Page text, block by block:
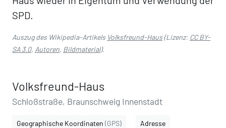
SPD.
Auszug des Wikipedia-Artikels Volksfreund-Haus(Lizenz: CC BY-
SA 3.0, Autoren, Bildmaterial).
Volksfreund-Haus
Schloßstraße, Braunschweig Innenstadt
Geographische Koordinaten (GPS) Adresse